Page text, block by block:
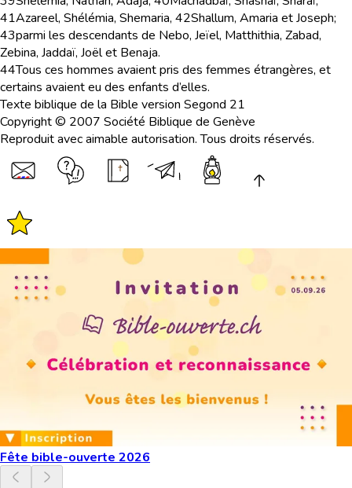
41Azareel, Shélémia, Shemaria, 42Shallum, Amaria et Joseph;
43parmi les descendants de Nebo, Jeïel, Matthithia, Zabad,
Zebina, Jaddaï, Joël et Benaja.
44Tous ces hommes avaient pris des femmes étrangères, et
certains avaient eu des enfants d’elles.
Texte biblique de la Bible version Segond 21
Copyright © 2007 Société Biblique de Genève
Reproduit avec aimable autorisation. Tous droits réservés.
Fête bible-ouverte 2026